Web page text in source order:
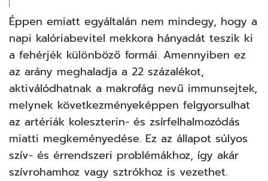
Éppen emiatt egyáltalán nem mindegy, hogy a
napi kalóriabevitel mekkora hányadát teszik ki
a fehérjék különböző formái. Amennyiben ez
az arány meghaladja a 22 százalékot,
aktiválódhatnak a makrofág nevű immunsejtek,
melynek következményeképpen felgyorsulhat
az artériák koleszterin- és zsírfelhalmozódás
miatti megkeményedése. Ez az állapot súlyos
szív- és érrendszeri problémákhoz, így akár
szívrohamhoz vagy sztrókhoz is vezethet.